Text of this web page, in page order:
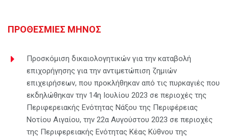
ΠΡΟΘΕΣΜΙΕΣ ΜΗΝΟΣ
Προσκόμιση δικαιολογητικών για την καταβολή
επιχορήγησης για την αντιμετώπιση ζημιών
επιχειρήσεων, που προκλήθηκαν από τις πυρκαγιές που
εκδηλώθηκαν την 14η Ιουλίου 2023 σε περιοχές της
Περιφερειακής Ενότητας Νάξου της Περιφέρειας
Νοτίου Αιγαίου, την 22α Αυγούστου 2023 σε περιοχές
της Περιφερειακής Ενότητας Κέας Κύθνου της